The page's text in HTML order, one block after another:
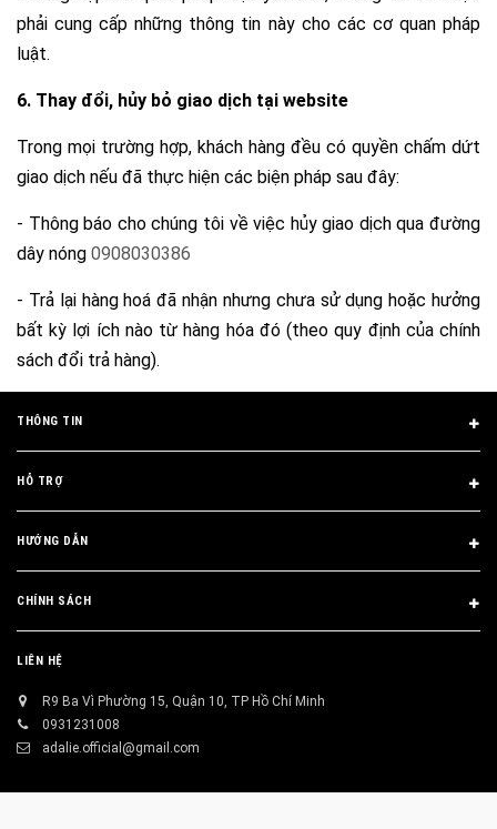
phải cung cấp những thông tin này cho các cơ quan pháp
luật.
6. Thay đổi, hủy bỏ giao dịch tại website
Trong mọi trường hợp, khách hàng đều có quyền chấm dứt
giao dịch nếu đã thực hiện các biện pháp sau đây:
- Thông báo cho chúng tôi về việc hủy giao dịch qua đường
dây nóng 0908030386
- Trả lại hàng hoá đã nhận nhưng chưa sử dụng hoặc hưởng
bất kỳ lợi ích nào từ hàng hóa đó (theo quy định của chính
sách đổi trả hàng).
THÔNG TIN
HỖ TRỢ
HƯỚNG DẪN
CHÍNH SÁCH
LIÊN HỆ
R9 Ba Vì Phường 15, Quận 10, TP Hồ Chí Minh
0931231008
adalie.official@gmail.com